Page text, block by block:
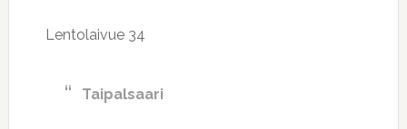
Lentolaivue 34
Taipalsaari